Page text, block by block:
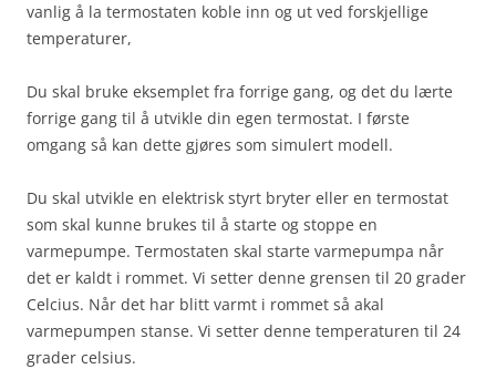
vanlig å la termostaten koble inn og ut ved forskjellige
temperaturer,
Du skal bruke eksemplet fra forrige gang, og det du lærte
forrige gang til å utvikle din egen termostat. I første
omgang så kan dette gjøres som simulert modell.
Du skal utvikle en elektrisk styrt bryter eller en termostat
som skal kunne brukes til å starte og stoppe en
varmepumpe. Termostaten skal starte varmepumpa når
det er kaldt i rommet. Vi setter denne grensen til 20 grader
Celcius. Når det har blitt varmt i rommet så akal
varmepumpen stanse. Vi setter denne temperaturen til 24
grader celsius.